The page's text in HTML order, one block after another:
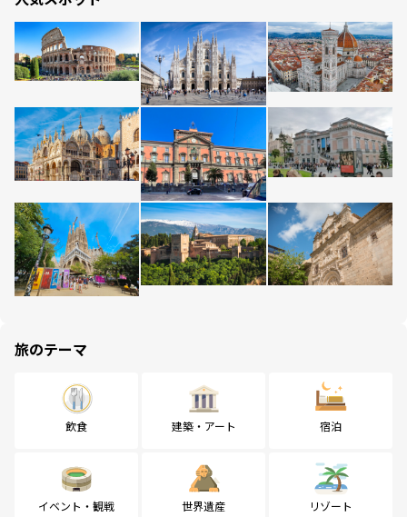
旅のテーマ
飲食 建築・アート 宿泊
イベント・観戦 世界遺産 リゾート